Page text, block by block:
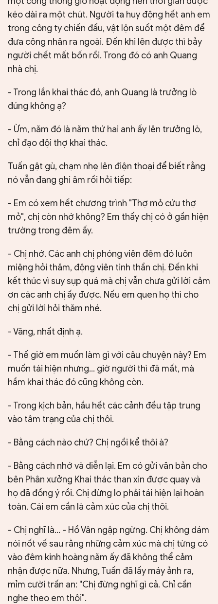
kéo dài ra một chút. Người ta huy động hết anh em
trong công ty chiến đấu, vật lộn suốt một đêm để
đưa công nhân ra ngoài. Đến khi lên được thì bảy
người chết mất bốn rồi. Trong đó có anh Quang
nhà chị.
- Trong lần khai thác đó, anh Quang là trưởng lò
đúng không ạ?
- Ừm, năm đó là năm thứ hai anh ấy lên trưởng lò,
chỉ đạo đội thợ khai thác.
Tuấn gật gù, chạm nhẹ lên điện thoại để biết rằng
nó vẫn đang ghi âm rồi hỏi tiếp:
- Em có xem hết chương trình "Thợ mỏ cứu thợ
mỏ", chị còn nhớ không? Em thấy chị có ở gần hiện
trường trong đêm ấy.
- Chị nhớ. Các anh chị phóng viên đêm đó luôn
miệng hỏi thăm, động viên tinh thần chị. Đến khi
kết thúc vì suy sụp quá mà chị vẫn chưa gửi lời cảm
ơn các anh chị ấy được. Nếu em quen họ thì cho
chị gửi lời hỏi thăm nhé.
- Vâng, nhất định ạ.
- Thế giờ em muốn làm gì với câu chuyện này? Em
muốn tái hiện nhưng... giờ người thì đã mất, mà
hầm khai thác đó cũng không còn.
- Trong kịch bản, hầu hết các cảnh đều tập trung
vào tâm trạng của chị thôi.
- Bằng cách nào chứ? Chị ngồi kể thôi à?
- Bằng cách nhớ và diễn lại. Em có gửi văn bản cho
bên Phân xưởng Khai thác than xin được quay và
họ đã đồng ý rồi. Chị đừng lo phải tái hiện lại hoàn
toàn. Cái em cần là cảm xúc của chị thôi.
- Chị nghĩ là... - Hồ Vân ngập ngừng. Chị không dám
nói nốt vế sau rằng những cảm xúc mà chị từng có
vào đêm kinh hoàng năm ấy đã không thể cảm
nhận được nữa. Nhưng, Tuấn đã lấy máy ảnh ra,
mỉm cười trấn an: "Chị đừng nghĩ gì cả. Chỉ cần
nghe theo em thôi".